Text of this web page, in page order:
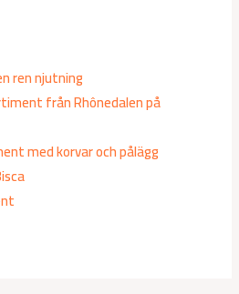
ren njutning
från Rhônedalen på
med korvar och pålägg